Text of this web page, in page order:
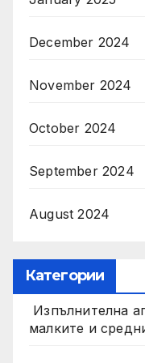
December 2024
November 2024
October 2024
September 2024
August 2024
Категории
Изпълнителна
малките и